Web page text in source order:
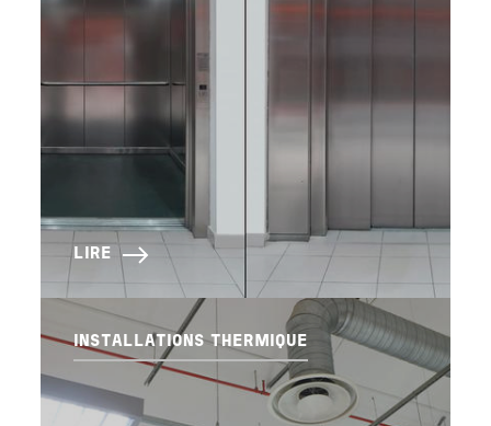
LIRE
INSTALLATIONS THERMIQUE